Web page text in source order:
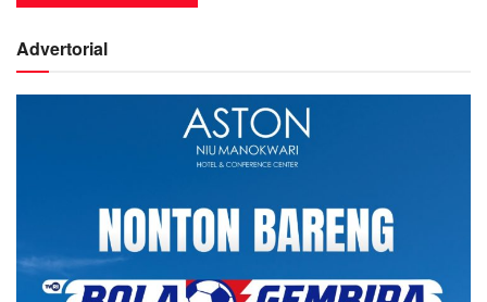
Advertorial